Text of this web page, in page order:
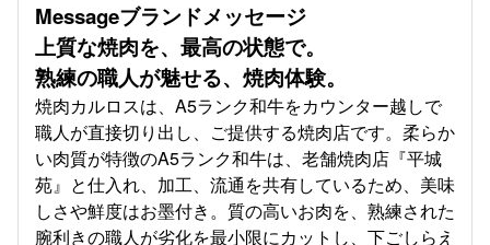
Messageブランドメッセージ
上質な焼肉を、最高の状態で。
熟練の職人が魅せる、焼肉体験。
焼肉カルロスは、A5ランク和牛をカウンター越しで
職人が直接切り出し、ご提供する焼肉店です。柔らか
い肉質が特徴のA5ランク和牛は、老舗焼肉店『平城
苑』と仕入れ、加工、流通を共有しているため、美味
しさや鮮度はお墨付き。質の高いお肉を、熟練された
腕利きの職人が劣化を最小限にカットし、下ごしらえ